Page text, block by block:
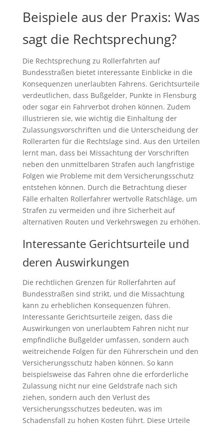
Beispiele aus der Praxis: Was
sagt die Rechtsprechung?
Die Rechtsprechung zu Rollerfahrten auf
Bundesstraßen bietet interessante Einblicke in die
Konsequenzen unerlaubten Fahrens. Gerichtsurteile
verdeutlichen, dass Bußgelder, Punkte in Flensburg
oder sogar ein Fahrverbot drohen können. Zudem
illustrieren sie, wie wichtig die Einhaltung der
Zulassungsvorschriften und die Unterscheidung der
Rollerarten für die Rechtslage sind. Aus den Urteilen
lernt man, dass bei Missachtung der Vorschriften
neben den unmittelbaren Strafen auch langfristige
Folgen wie Probleme mit dem Versicherungsschutz
entstehen können. Durch die Betrachtung dieser
Fälle erhalten Rollerfahrer wertvolle Ratschläge, um
Strafen zu vermeiden und ihre Sicherheit auf
alternativen Routen und Verkehrswegen zu erhöhen.
Interessante Gerichtsurteile und
deren Auswirkungen
Die rechtlichen Grenzen für Rollerfahrten auf
Bundesstraßen sind strikt, und die Missachtung
kann zu erheblichen Konsequenzen führen.
Interessante Gerichtsurteile zeigen, dass die
Auswirkungen von unerlaubtem Fahren nicht nur
empfindliche Bußgelder umfassen, sondern auch
weitreichende Folgen für den Führerschein und den
Versicherungsschutz haben können. So kann
beispielsweise das Fahren ohne die erforderliche
Zulassung nicht nur eine Geldstrafe nach sich
ziehen, sondern auch den Verlust des
Versicherungsschutzes bedeuten, was im
Schadensfall zu hohen Kosten führt. Diese Urteile